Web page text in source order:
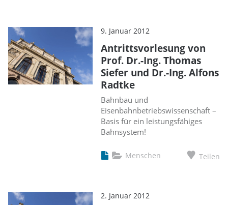
9. Januar 2012
Antrittsvorlesung von
Prof. Dr.-Ing. Thomas
Siefer und Dr.-Ing. Alfons
Radtke
Bahnbau und
Eisenbahnbetriebswissenschaft –
Basis für ein leistungsfähiges
Bahnsystem!
Menschen Teilen
2. Januar 2012